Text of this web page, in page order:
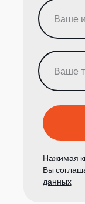
Нажимая
Вы
данных